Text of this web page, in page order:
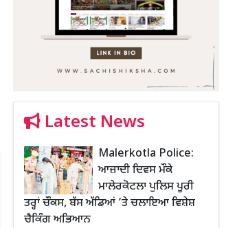
Latest News
Malerkotla Police:
ਆਜ਼ਾਦੀ ਦਿਵਸ ਮੌਕੇ
ਮਾਲੇਰਕੋਟਲਾ ਪੁਲਿਸ ਪੂਰੀ
ਤਰ੍ਹਾਂ ਚੌਕਸ, ਬੱਸ ਅੱਡਿਆਂ ’ਤੇ ਚਲਾਇਆ ਵਿਸ਼ੇਸ਼
ਚੈਕਿੰਗ ਅਭਿਆਨ